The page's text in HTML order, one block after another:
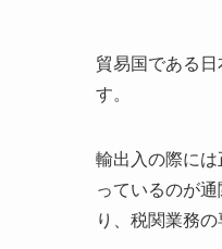
貿易国である
す。
輸出入の際に
っているのが
り、税関業務